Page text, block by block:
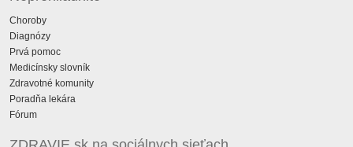
Choroby
Diagnózy
Prvá pomoc
Medicínsky slovník
Zdravotné komunity
Poradňa lekára
Fórum